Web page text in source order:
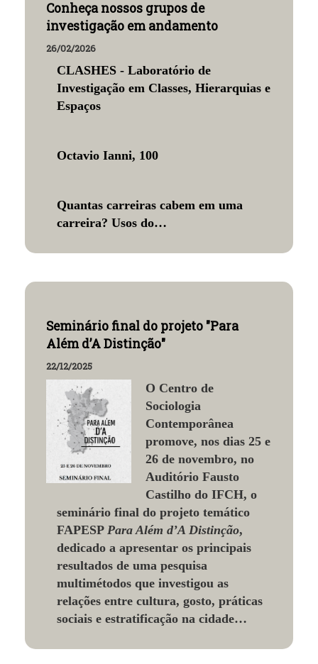
Conheça nossos grupos de
investigação em andamento
26/02/2026
CLASHES - Laboratório de
Investigação em Classes, Hierarquias e
Espaços
Octavio Ianni, 100
Quantas carreiras cabem em uma
carreira? Usos do…
Seminário final do projeto "Para
Além d’A Distinção"
22/12/2025
O Centro de
Sociologia
Contemporânea
promove, nos dias 25 e
26 de novembro, no
Auditório Fausto
Castilho do IFCH, o
seminário final do projeto temático
FAPESP Para Além d’A Distinção,
dedicado a apresentar os principais
resultados de uma pesquisa
multimétodos que investigou as
relações entre cultura, gosto, práticas
sociais e estratificação na cidade…